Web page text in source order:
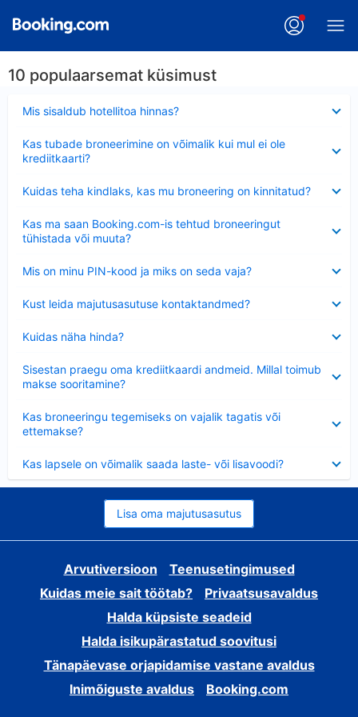
10 populaarsemat küsimust
Mis sisaldub hotellitoa hinnas?
Kas tubade broneerimine on võimalik kui mul ei ole
krediitkaarti?
Kuidas teha kindlaks, kas mu broneering on kinnitatud?
Kas ma saan Booking.com-is tehtud broneeringut
tühistada või muuta?
Mis on minu PIN-kood ja miks on seda vaja?
Kust leida majutusasutuse kontaktandmed?
Kuidas näha hinda?
Sisestan praegu oma krediitkaardi andmeid. Millal toimub
makse sooritamine?
Kas broneeringu tegemiseks on vajalik tagatis või
ettemakse?
Kas lapsele on võimalik saada laste- või lisavoodi?
Lisa oma majutusasutus
Arvutiversioon
Teenusetingimused
Kuidas meie sait töötab?
Privaatsusavaldus
Halda küpsiste seadeid
Halda isikupärastatud soovitusi
Tänapäevase orjapidamise vastane avaldus
Inimõiguste avaldus
Booking.com